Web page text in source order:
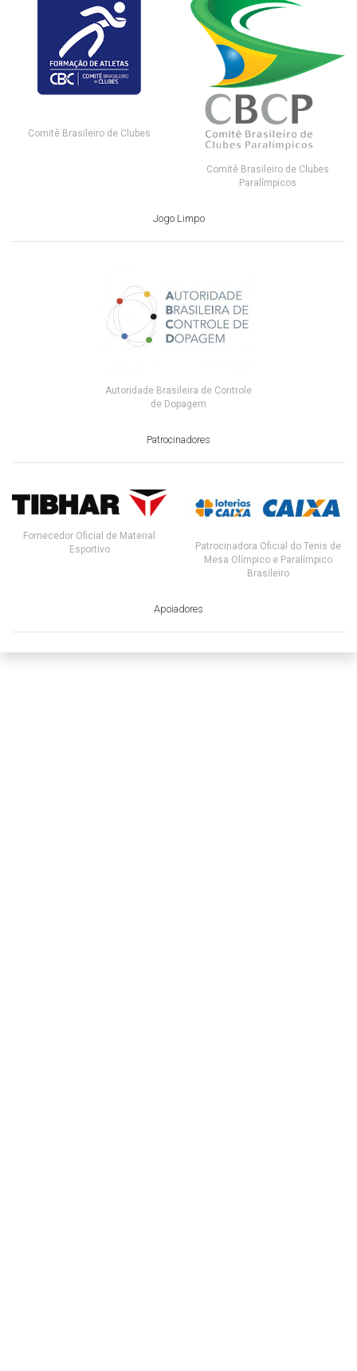
Comitê Brasileiro de Clubes
Comitê Brasileiro de Clubes
Paralímpicos
Jogo Limpo
Autoridade Brasileira de Controle
de Dopagem
Patrocinadores
Fornecedor Oficial de Material
Esportivo
Patrocinadora Oficial do Tenis de
Mesa Olímpico e Paralímpico
Brasileiro
Apoiadores